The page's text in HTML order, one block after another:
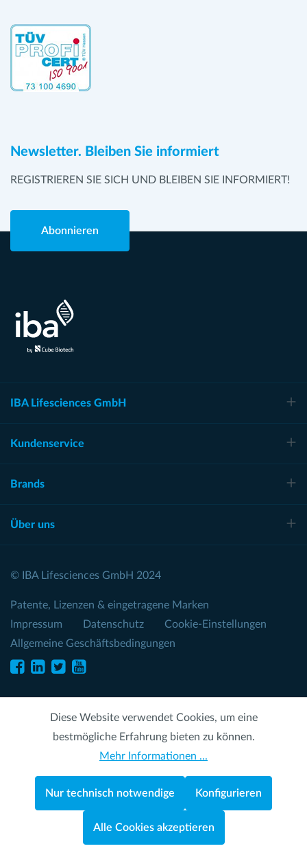
Newsletter. Bleiben Sie informiert
REGISTRIEREN SIE SICH UND BLEIBEN SIE INFORMIERT!
Abonnieren
IBA Lifesciences GmbH
Kundenservice
Brands
Über uns
© IBA Lifesciences GmbH 2024
Patente, Lizenzen & eingetragene Marken
Impressum
Datenschutz
Cookie-Einstellungen
Allgemeine Geschäftsbedingungen
Diese Website verwendet Cookies, um eine
bestmögliche Erfahrung bieten zu können.
Mehr Informationen ...
Nur technisch notwendige Konfigurieren
Alle Cookies akzeptieren